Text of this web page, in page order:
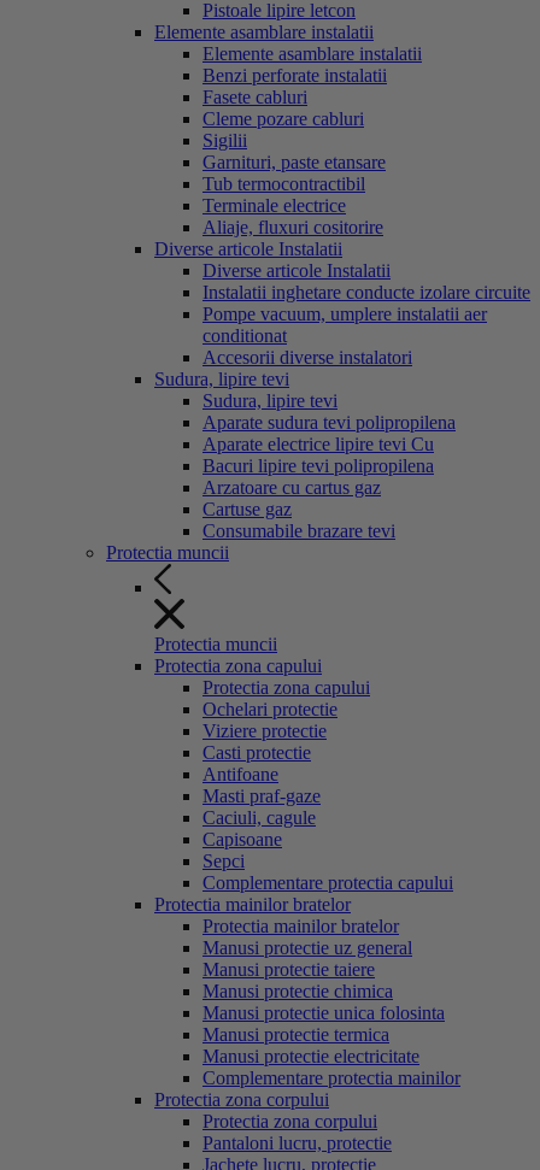
Pistoale lipire letcon
Elemente asamblare instalatii
Elemente asamblare instalatii
Benzi perforate instalatii
Fasete cabluri
Cleme pozare cabluri
Sigilii
Garnituri, paste etansare
Tub termocontractibil
Terminale electrice
Aliaje, fluxuri cositorire
Diverse articole Instalatii
Diverse articole Instalatii
Instalatii inghetare conducte izolare circuite
Pompe vacuum, umplere instalatii aer
conditionat
Accesorii diverse instalatori
Sudura, lipire tevi
Sudura, lipire tevi
Aparate sudura tevi polipropilena
Aparate electrice lipire tevi Cu
Bacuri lipire tevi polipropilena
Arzatoare cu cartus gaz
Cartuse gaz
Consumabile brazare tevi
Protectia muncii
Protectia muncii
Protectia zona capului
Protectia zona capului
Ochelari protectie
Viziere protectie
Casti protectie
Antifoane
Masti praf-gaze
Caciuli, cagule
Capisoane
Sepci
Complementare protectia capului
Protectia mainilor bratelor
Protectia mainilor bratelor
Manusi protectie uz general
Manusi protectie taiere
Manusi protectie chimica
Manusi protectie unica folosinta
Manusi protectie termica
Manusi protectie electricitate
Complementare protectia mainilor
Protectia zona corpului
Protectia zona corpului
Pantaloni lucru, protectie
Jachete lucru, protectie